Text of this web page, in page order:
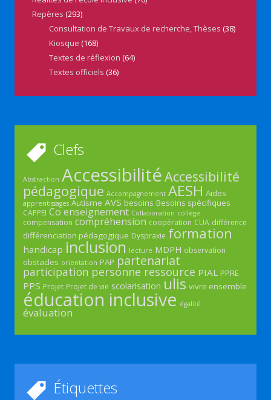
Repères (293)
Consultation de Travaux de recherche, Thèses (38)
Kiosque (168)
Textes de réflexion (64)
Textes officiels (36)
Clefs
Abstraction AccessibilitéAccessibilité
pédagogique Accompagnement AESH Aides
apprentissages Autisme AVS besoins Besoins spécifiques
CAPPEI Co enseignement Collaboration collège
compensation compréhension coopération CUA différence
différenciation pédagogique Dyspraxie formation
handicap inclusion lecture MDPH observation
obstacles orientation PAP partenariat
participation personne ressource PIAL PPRE
PPS Projet Projet de vie scolarisation ulis vivre ensemble
éducation inclusive égalité
évaluation
Étiquettes